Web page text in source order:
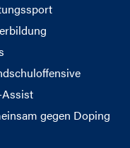
gegen Doping